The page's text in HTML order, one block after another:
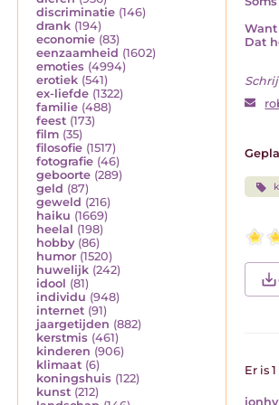
discriminatie (146)
drank (194)
economie (83)
eenzaamheid (1602)
emoties (4994)
erotiek (541)
ex-liefde (1322)
familie (488)
feest (173)
film (35)
filosofie (1517)
fotografie (46)
geboorte (289)
geld (87)
geweld (216)
haiku (1669)
heelal (198)
hobby (86)
humor (1520)
huwelijk (242)
idool (81)
individu (948)
internet (91)
jaargetijden (882)
kerstmis (461)
kinderen (906)
klimaat (6)
koningshuis (122)
kunst (212)
Dat
Er is